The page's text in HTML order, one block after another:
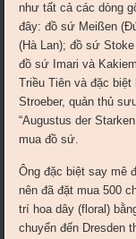
như tất cả các dòng
đây: đồ sứ Meißen
(Hà Lan); đồ sứ
đồ sứ Imari và
Triều Tiên và đặc
Stroeber, quản thủ
“Augustus der
mua đồ sứ.
Ông đặc biệt say mê
nên đã đặt mua 500
trí hoa dây (floral)
chuyển đến Dresden